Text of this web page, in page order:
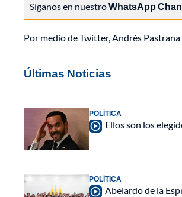
Síganos en nuestroWhatsApp
Por medio de Twitter, Andrés
Últimas Noticias
POLÍTICA
Ellos son los
POLÍTICA
Abelardo de la